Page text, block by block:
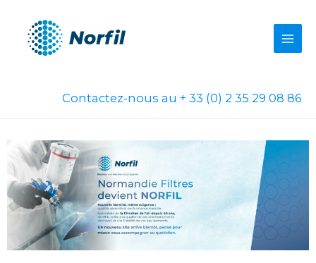
contenu
Contactez-nous au + 33 (0) 2 35 29 08 86